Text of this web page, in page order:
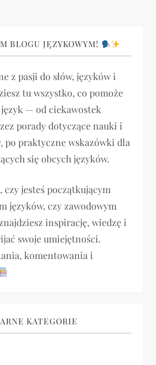
BLOGU JĘZYKOWYM!
z pasji do słów, języków i
tu wszystko, co pomoże
— od ciekawostek
porady dotyczące nauki i
po praktyczne wskazówki dla
się obcych języków.
czy jesteś początkującym
języków, czy zawodowym
inspirację, wiedzę i
swoje umiejętności.
komentowania i
KATEGORIE